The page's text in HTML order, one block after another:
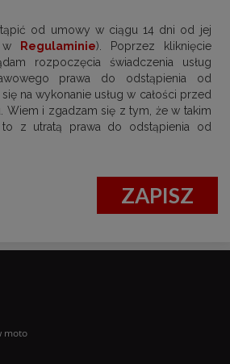
od umowy w ciągu 14 dni od jej
w
Regulaminie). Poprzez kliknięcie
rozpoczęcia świadczenia usług
prawa do odstąpienia od
na wykonanie usług w całości przed
Wiem i zgadzam się z tym, że w takim
z utratą prawa do odstąpienia od
ZAPISZ
moto